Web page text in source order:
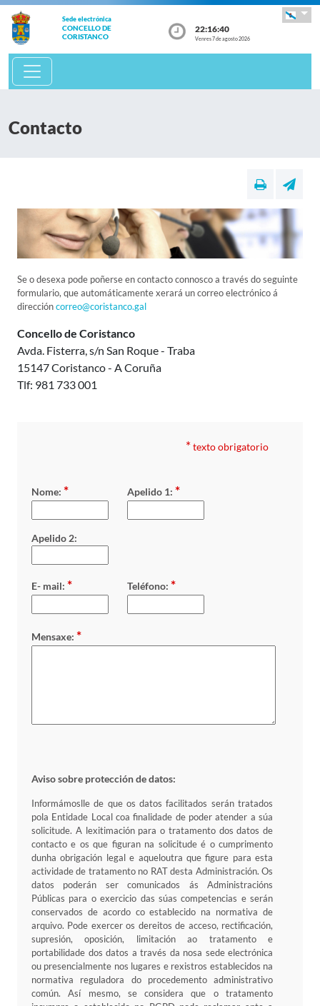
Sede electrónica
CONCELLO DE
CORISTANCO
22:16:40
Venres 7 de agosto 2026
Contacto
Se o desexa pode poñerse en contacto connosco a través do seguinte
formulario, que automáticamente xerará un correo electrónico á
direccióncorreo@coristanco.gal
Concello de Coristanco
Avda. Fisterra, s/n San Roque - Traba
15147 Coristanco - A Coruña
Tlf: 981 733 001
*texto obrigatorio
Nome: * Apelido 1: *
Apelido 2:
E- mail: * Teléfono: *
Mensaxe: *
Aviso sobre protección de datos:
Informámoslle de que os datos facilitados serán tratados
pola Entidade Local coa finalidade de poder atender a súa
solicitude. A lexitimación para o tratamento dos datos de
contacto e os que figuran na solicitude é o cumprimento
dunha obrigación legal e aqueloutra que figure para esta
actividade de tratamento no RAT desta Administración. Os
datos poderán ser comunicados ás Administracións
Públicas para o exercicio das súas competencias e serán
conservados de acordo co establecido na normativa de
arquivo. Pode exercer os dereitos de acceso, rectificación,
supresión, oposición, limitación ao tratamento e
portabilidade dos datos a través da nosa sede electrónica
ou presencialmente nos lugares e rexistros establecidos na
normativa reguladora do procedemento administrativo
común. Así mesmo, se considera que o tratamento